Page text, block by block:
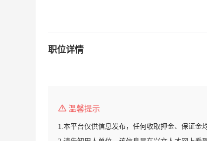
职位详情
温馨提示
1.本平台仅供信息发布，任何收取押金、保证金